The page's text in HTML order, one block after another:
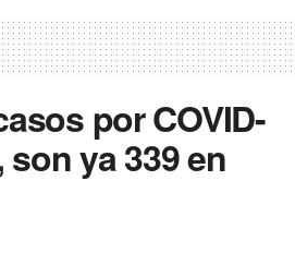
por COVID-
son ya 339 en